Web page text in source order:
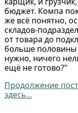
бюджет. Компа
же всё понятно,
складов-
от товара до
больше половины
нужно, ничего
ещё не готово?"
Продолжение
здесь...